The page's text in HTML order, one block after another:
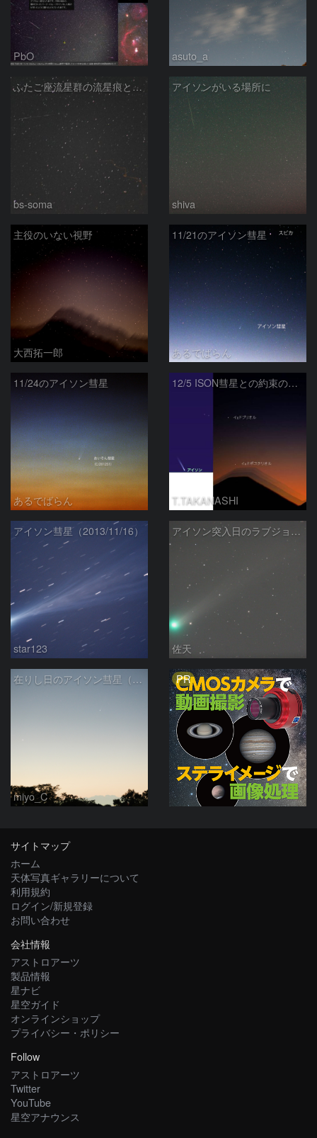
PbO asuto_a
ふたご座流星群の流星痕と散在流星
bs-soma
アイソンがいる場所に
shiva
主役のいない視野
大西拓一郎
11/21のアイソン彗星
あるでばらん
11/24のアイソン彗星
あるでばらん
12/5 ISON彗星との約束の地へ
T.TAKANASHI
アイソン彗星（2013/11/16）
star123
アイソン突入日のラブジョイ彗星
佐天
在りし日のアイソン彗星（11/22）
miyo_C
PR
サイトマップ
ホーム
天体写真ギャラリーについて
利用規約
ログイン/新規登録
お問い合わせ
会社情報
アストロアーツ
製品情報
星ナビ
星空ガイド
オンラインショップ
プライバシー・ポリシー
Follow
アストロアーツ
Twitter
YouTube
星空アナウンス